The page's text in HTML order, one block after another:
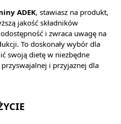
ADEK, stawiasz na produkt,
jakość składników
i zwraca uwagę na
To doskonały wybór dla
swoją dietę w niezbędne
i przyjaznej dla